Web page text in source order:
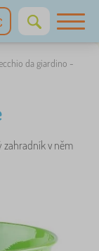
da giardino -
zahradník v něm